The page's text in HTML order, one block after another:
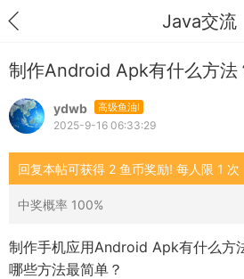
Java交流
制作Android Apk有什么方法
ydwb 高级鱼油I
2025-9-16 06:33:29
回复本帖可获得 2 鱼币奖励! 每人限 1 次
中奖概率 100%
制作手机应用Android Apk有什么方
哪些方法最简单？